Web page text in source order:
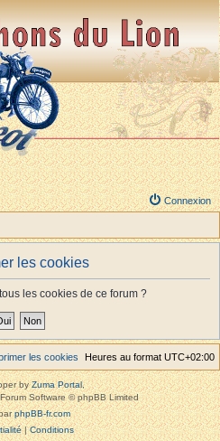
Connexion
les cookies
les cookies de ce forum ?
Heures au format UTC+02:00
les cookies
byZuma Portal,
Software © phpBB Limited
phpBB-fr.com
|Conditions